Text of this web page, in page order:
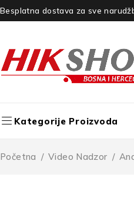
Besplatna dostava za sve
Kategorije Proizvoda
Početna / Video Nadzor /